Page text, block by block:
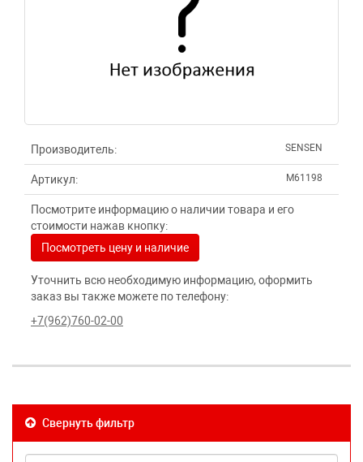
Производитель: SENSEN
Артикул: M61198
Посмотрите информацию о наличии товара и его
стоимости нажав кнопку:
Посмотреть цену и наличие
Уточнить всю необходимую информацию, оформить
заказ вы также можете по телефону:
+7(962)760-02-00
Свернуть фильтр